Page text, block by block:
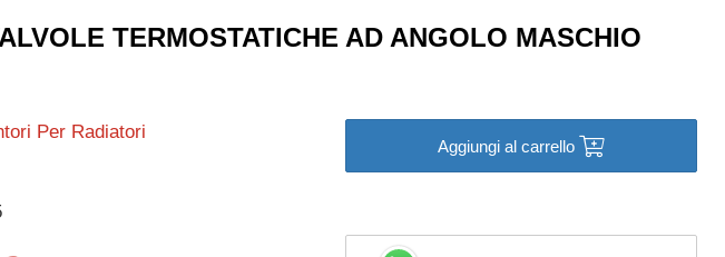
TERMOSTATICHE AD ANGOLO MASCHIO
Per Radiatori
Aggiungi al carrello